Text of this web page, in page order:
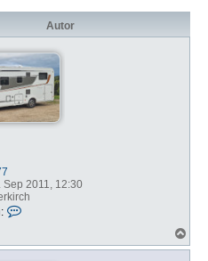
Autor
2011, 12:30
t
a